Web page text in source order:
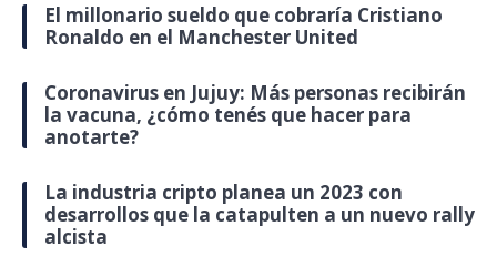
El millonario sueldo que cobraría Cristiano
Ronaldo en el Manchester United
Coronavirus en Jujuy: Más personas recibirán
la vacuna, ¿cómo tenés que hacer para
anotarte?
La industria cripto planea un 2023 con
desarrollos que la catapulten a un nuevo rally
alcista